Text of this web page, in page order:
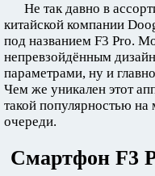
Не так давно в
китайской компании
под названием F3 Pro.
непревзойдённым
параметрами, ну и
Чем же уникален этот
такой популярностью
очереди.
Смартфон F3